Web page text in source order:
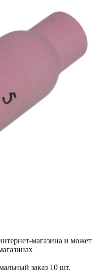
магазина и может
заказ 10 шт.